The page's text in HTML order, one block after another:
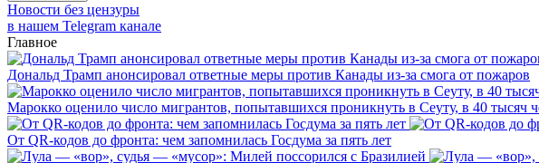
Новости без цензуры
в нашем Telegram канале
Главное
Дональд Трамп анонсировал ответные меры против Канады из-за смога от пожаров
Марокко оценило число мигрантов, попытавшихся проникнуть в Сеуту, в 40 тысяч
От QR-кодов до фронта: чем запомнилась Госдума за пять лет